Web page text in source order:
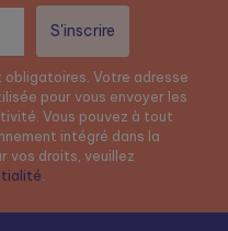
Votre adresse
pour vous envoyer les
Vous pouvez à tout
intégré dans la
vos droits, veuillez